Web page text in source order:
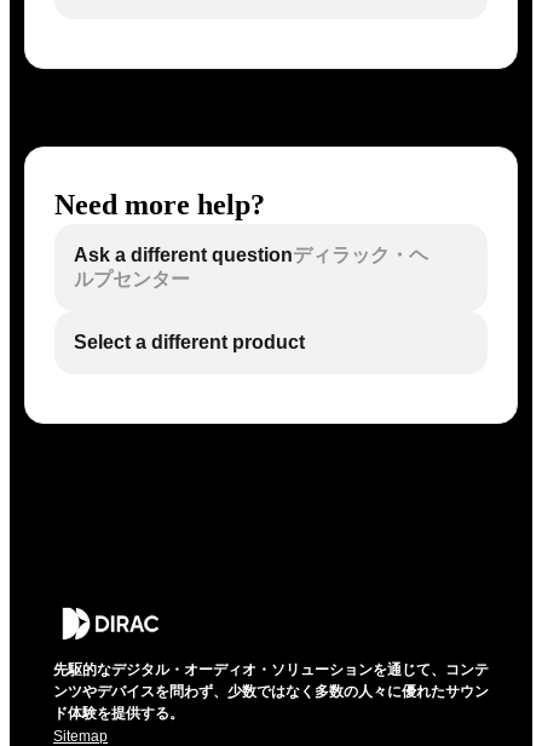
Need more help?
Ask a different questionディラック・ヘ
ルプセンター
Select a different product
先駆的なデジタル・オーディオ・ソリューションを通じて、コンテ
ンツやデバイスを問わず、少数ではなく多数の人々に優れたサウン
ド体験を提供する。
Sitemap